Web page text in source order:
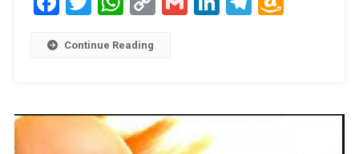
Continue Reading